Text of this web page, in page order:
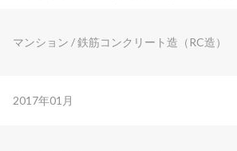
マンション / 鉄筋コンクリート造（RC造）
2017年01月